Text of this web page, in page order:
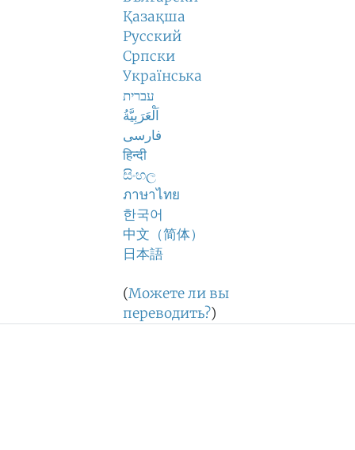
Қазақша
Русский
Српски
Українська
עברית
اَلْعَرَبِيَّةُ
فارسی
हिन्दी
සිංහල
ภาษาไทย
한국어
中文（简体）
日本語
(Можете ли вы
переводить?)